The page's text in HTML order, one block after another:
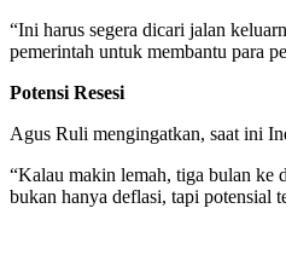
“Ini harus segera dicari jalan
pemerintah untuk membantu para
Potensi Resesi
Agus Ruli mengingatkan, saat ini
“Kalau makin lemah, tiga bulan ke
bukan hanya deflasi, tapi potensial